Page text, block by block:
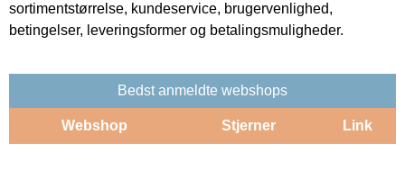
sortimentstørrelse, kundeservice, brugervenlighed,
betingelser, leveringsformer og betalingsmuligheder.
Bedst anmeldte webshops
Webshop Stjerner Link